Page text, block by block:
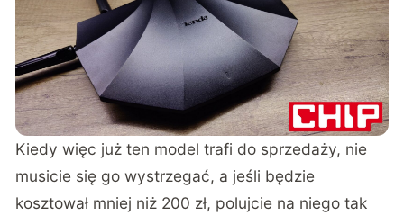
Kiedy więc już ten model trafi do sprzedaży, nie
musicie się go wystrzegać, a jeśli będzie
kosztował mniej niż 200 zł, polujcie na niego tak